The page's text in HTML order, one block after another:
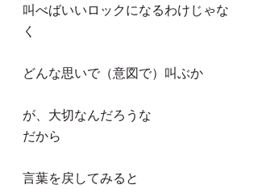
叫べばいいロックになるわけじゃな
く
どんな思いで（意図で）叫ぶか
が、大切なんだろうな
だから
言葉を戻してみると